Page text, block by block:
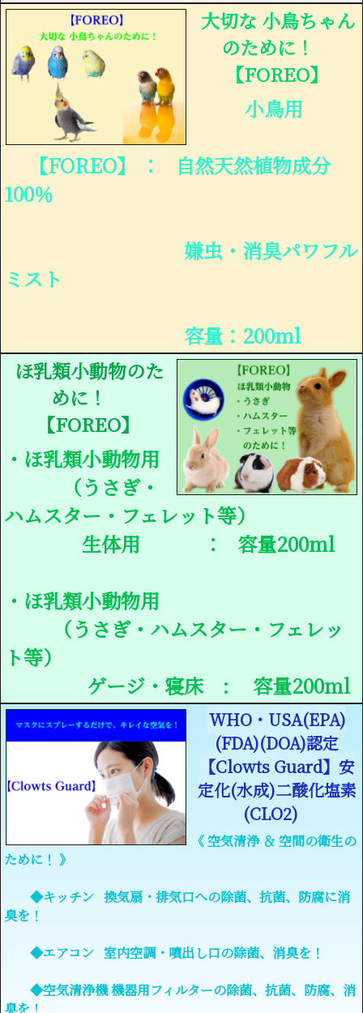
大切な 小鳥ちゃん
のために！
【FOREO】
小鳥用
【FOREO】 ： 自然天然植物成分
100％
嫌虫・消臭パワフル
ミスト
容量：200ml
ほ乳類小動物のた
めに！
【FOREO】
・ほ乳類小動物用
（うさぎ・
ハムスター・フェレット等）
生体用 ： 容量200ml
・ほ乳類小動物用
（うさぎ・ハムスター・フェレッ
ト等）
ゲージ・寝床 : 容量200ml
WHO・USA(EPA)
(FDA)(DOA)認定
【Clowts Guard】安
定化(水成)二酸化塩素
(CLO2)
《 空気清浄 ＆ 空間の衛生の
ために！ 》
◆キッチン 換気扇・排気口への除菌、抗菌、防腐に消
臭を！
◆エアコン 室内空調・噴出し口の除菌、消臭を！
◆空気清浄機 機器用フィルターの除菌、抗菌、防腐、消
臭を！